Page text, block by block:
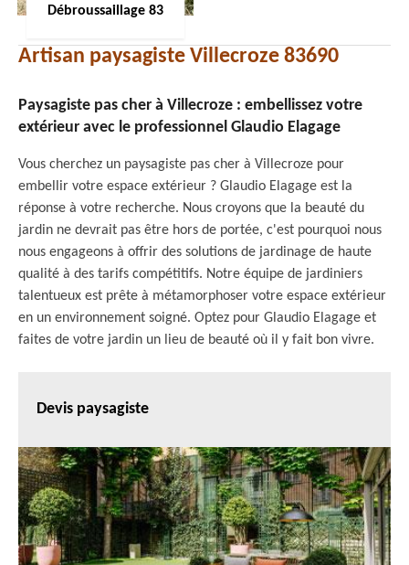
Débroussaillage 83
Artisan paysagiste Villecroze 83690
Paysagiste pas cher à Villecroze : embellissez votre
extérieur avec le professionnel Glaudio Elagage
Vous cherchez un paysagiste pas cher à Villecroze pour
embellir votre espace extérieur ? Glaudio Elagage est la
réponse à votre recherche. Nous croyons que la beauté du
jardin ne devrait pas être hors de portée, c'est pourquoi nous
nous engageons à offrir des solutions de jardinage de haute
qualité à des tarifs compétitifs. Notre équipe de jardiniers
talentueux est prête à métamorphoser votre espace extérieur
en un environnement soigné. Optez pour Glaudio Elagage et
faites de votre jardin un lieu de beauté où il y fait bon vivre.
Devis paysagiste